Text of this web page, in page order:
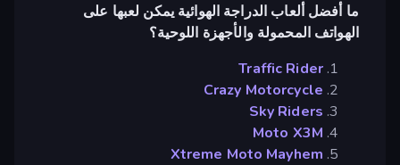
ما أفضل ألعاب الدراجة الهوائية يمكن لعبها على
الهواتف المحمولة والأجهزة اللوحية؟
Traffic Rider
Crazy Motorcycle
Sky Riders
Moto X3M
Xtreme Moto Mayhem